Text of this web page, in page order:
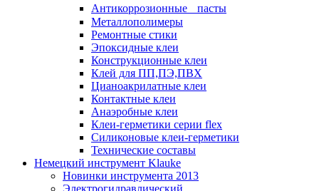
Антикоррозионные пасты
Металлополимеры
Ремонтные стики
Эпоксидные клеи
Конструкционные клеи
Клей для ПП,ПЭ,ПВХ
Цианоакрилатные клеи
Контактные клеи
Анаэробные клеи
Клеи-герметики серии flex
Силиконовые клеи-герметики
Технические составы
Немецкий инструмент Klauke
Новинки инструмента 2013
Электрогидравлический